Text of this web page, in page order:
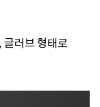
글러브 형태로